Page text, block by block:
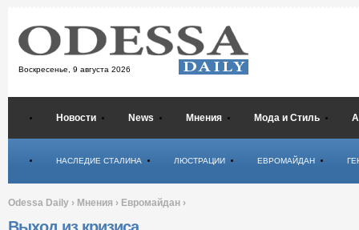
Воскресенье, 9 августа 2026
Новости News Мнения Мода и Стиль
НАСЛЕДИЕ СТАЛИНА ЛЮСТРАЦИИ ЕВРОМАЙДАН
Odessa Daily › Мнения › Евромайдан ›